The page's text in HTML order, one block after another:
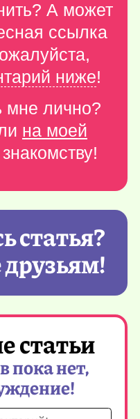
А может
ссылка
ниже!
мне лично?
на моей
статья?
статьи
пока нет,